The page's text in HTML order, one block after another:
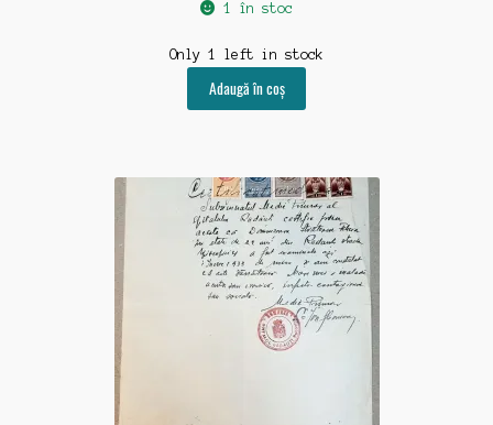
1 în stoc
Only 1 left in stock
Adaugă în coș